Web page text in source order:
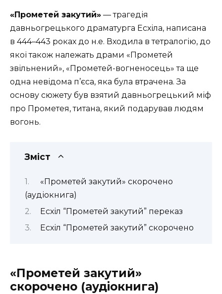
«Прометей закутий» — трагедія
давньогрецького драматурга Есхіла, написана
в 444–443 роках до н.е. Входила в тетралогію, до
якої також належать драми «Прометей
звільнений», «Прометей-вогненосець» та ще
одна невідома п’єса, яка була втрачена. За
основу сюжету був взятий давньогрецький міф
про Прометея, титана, який подарував людям
вогонь.
Зміст
«Прометей закутий» скорочено
(аудіокнига)
Есхіл “Прометей закутий” переказ
Есхіл “Прометей закутий” скорочено
«Прометей закутий»
скорочено (аудіокнига)